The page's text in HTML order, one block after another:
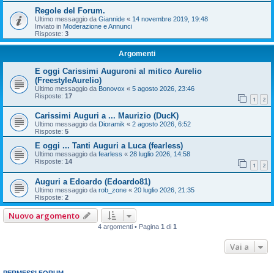
Regole del Forum.
Ultimo messaggio da Giannide « 14 novembre 2019, 19:48
Inviato in Moderazione e Annunci
Risposte: 3
Argomenti
E oggi Carissimi Auguroni al mitico Aurelio
(FreestyleAurelio)
Ultimo messaggio da Bonovox « 5 agosto 2026, 23:46
Risposte: 17 1 2
Carissimi Auguri a ... Maurizio (DucK)
Ultimo messaggio da Dioramik « 2 agosto 2026, 6:52
Risposte: 5
E oggi ... Tanti Auguri a Luca (fearless)
Ultimo messaggio da fearless « 28 luglio 2026, 14:58
Risposte: 14 1 2
Auguri a Edoardo (Edoardo81)
Ultimo messaggio da rob_zone « 20 luglio 2026, 21:35
Risposte: 2
Nuovo argomento
4 argomenti • Pagina 1 di 1
Vai a